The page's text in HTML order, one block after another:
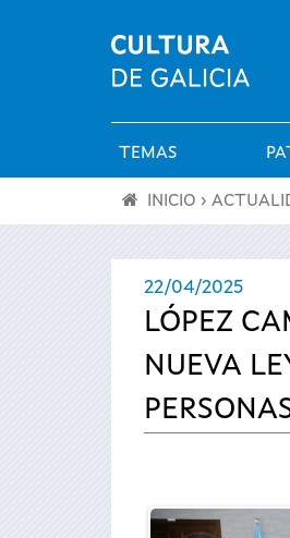
Menú
principal
TEMAS
encuentra
aquí
INICIO ›
22/04/2025
LÓPEZ
NUEVA